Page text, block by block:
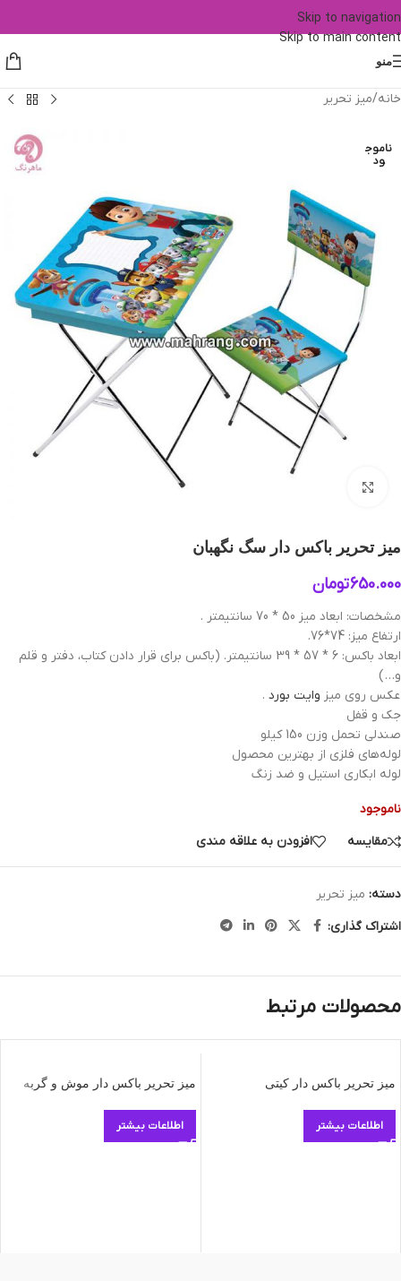
Skip to navigation
Skip to main content
منو
خانه/میز تحریر
ناموج
ود
میز تحریر باکس دار سگ نگهبان
650.000تومان
مشخصات: ابعاد میز 50 * 70 سانتیمتر .
ارتفاع میز: 74*76.
ابعاد باکس: 6 * 57 * 39 سانتیمتر. (باکس برای قرار دادن کتاب، دفتر و قلم
و… )
عکس‌ روی میز وایت بورد .
جک و قفل
صندلی تحمل وزن 150 کیلو
لوله‌های فلزی از بهترین محصول
لوله ابکاری استیل و ضد زنگ
ناموجود
مقایسه
افزودن به علاقه مندی
دسته: میز تحریر
اشتراک گذاری:
محصولات مرتبط
میز تحریر باکس دار کیتی
اطلاعات بیشتر
میز تحریر باکس دار موش و گربه
اطلاعات بیشتر